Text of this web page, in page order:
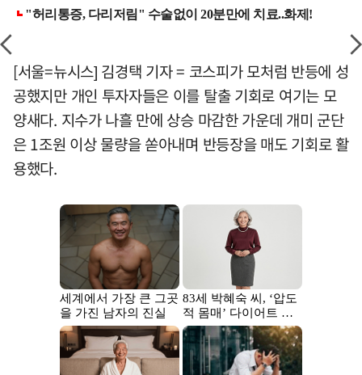
[서울=뉴시스] 김경택 기자 = 코스피가 모처럼 반등에 성
공했지만 개인 투자자들은 이를 탈출 기회로 여기는 모
양새다. 지수가 나흘 만에 상승 마감한 가운데 개미 군단
은 1조원 이상 물량을 쏟아내며 반등장을 매도 기회로 활
용했다.